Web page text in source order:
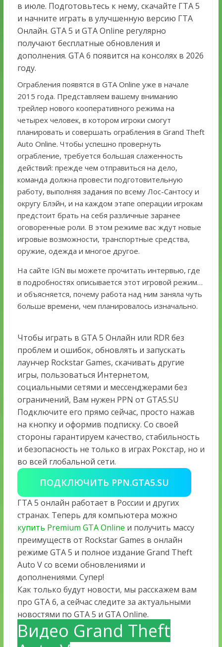
в июле. Подготовьтесь к нему, скачайте ГТА 5
и начните играть в улучшенную версию ГТА
Онлайн. GTA 5 и GTA Online регулярно
получают бесплатные обновления и
дополнения. GTA 6 появится на консолях в 2026
году.
Ограбления появятся в GTA Online уже в начале
2015 года. Представляем вашему вниманию
трейлер нового кооперативного режима на
четырех человек, в котором игроки смогут
планировать и совершать ограбления в Grand Theft
Auto Online. Чтобы успешно провернуть
ограбление, требуется большая слаженность
действий: прежде чем отправиться на дело,
команда должна провести подготовительную
работу, выполняя задания по всему Лос-Сантосу и
округу Блэйн, и на каждом этапе операции игрокам
предстоит брать на себя различные заранее
оговоренные роли. В этом режиме вас ждут новые
игровые возможности, транспортные средства,
оружие, одежда и многое другое.
На сайте IGN вы можете прочитать интервью, где
в подробностях описывается этот игровой режим…
и объясняется, почему работа над ним заняла чуть
больше времени, чем планировалось изначально.
Чтобы играть в GTA 5 Онлайн или RDR без
проблем и ошибок, обновлять и запускать
лаунчер Rockstar Games, скачивать другие
игры, пользоваться Интернетом,
социальными сетями и мессенджерами без
ограничений, Вам нужен PPN от GTA5.SU
Подключите его прямо сейчас, просто нажав
на кнопку и оформив подписку. Со своей
стороны гарантируем качество, стабильность
и безопасность не только в играх Рокстар, но и
во всей глобальной сети.
ПОДКЛЮЧИТЬ PPN.GTA5.SU
ГТА 5 онлайн работает в России и других
странах. Теперь для компьютера можно
купить Premium GTA Online и получить массу
преимуществ от Rockstar Games в онлайн
режиме GTA 5 и полное издание Grand Theft
Auto V со всеми обновлениями и
дополнениями. Супер!
Как только будут новости, мы расскажем вам
про GTA 6, а сейчас следите за актуальными
новостями по GTA 5 и GTA Online.
Видео Grand Theft